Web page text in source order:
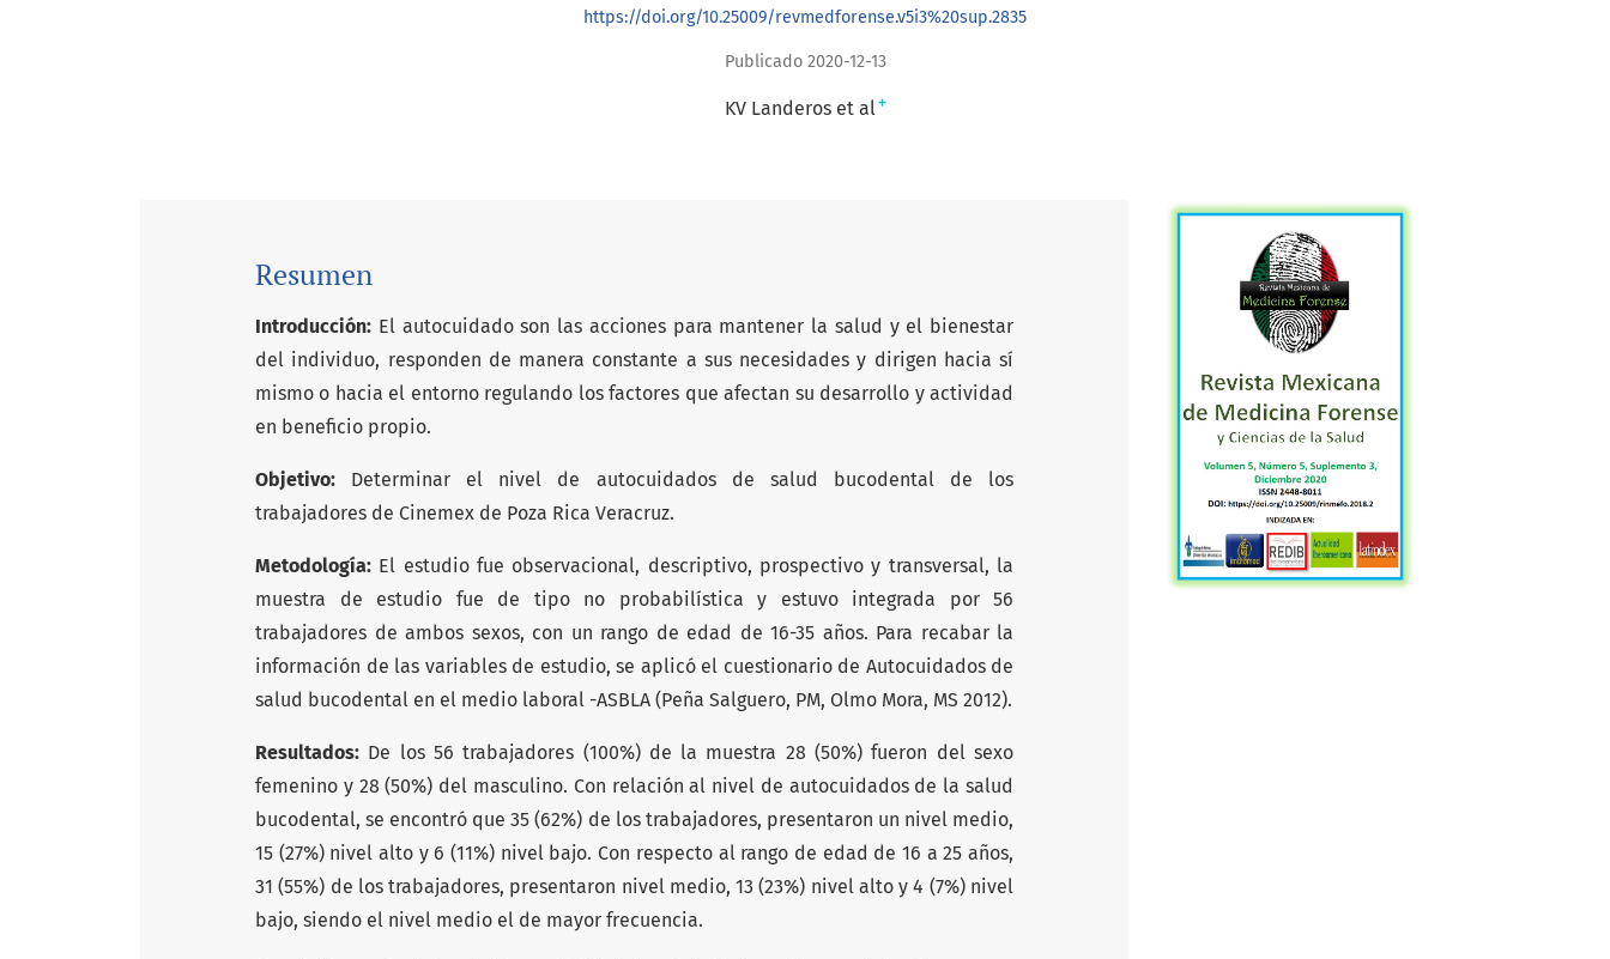
https://doi.org/10.25009/revmedforense.v5i3%20sup.2835
Publicado 2020-12-13
KV Landeros et al+
Resumen
Introducción: El autocuidado son las acciones para mantener la salud y el bienestar
del individuo, responden de manera constante a sus necesidades y dirigen hacia sí
mismo o hacia el entorno regulando los factores que afectan su desarrollo y actividad
en beneficio propio.
Objetivo: Determinar el nivel de autocuidados de salud bucodental de los
trabajadores de Cinemex de Poza Rica Veracruz.
Metodología: El estudio fue observacional, descriptivo, prospectivo y transversal, la
muestra de estudio fue de tipo no probabilística y estuvo integrada por 56
trabajadores de ambos sexos, con un rango de edad de 16-35 años. Para recabar la
información de las variables de estudio, se aplicó el cuestionario de Autocuidados de
salud bucodental en el medio laboral -ASBLA (Peña Salguero, PM, Olmo Mora, MS 2012).
Resultados: De los 56 trabajadores (100%) de la muestra 28 (50%) fueron del sexo
femenino y 28 (50%) del masculino. Con relación al nivel de autocuidados de la salud
bucodental, se encontró que 35 (62%) de los trabajadores, presentaron un nivel medio,
15 (27%) nivel alto y 6 (11%) nivel bajo. Con respecto al rango de edad de 16 a 25 años,
31 (55%) de los trabajadores, presentaron nivel medio, 13 (23%) nivel alto y 4 (7%) nivel
bajo, siendo el nivel medio el de mayor frecuencia.